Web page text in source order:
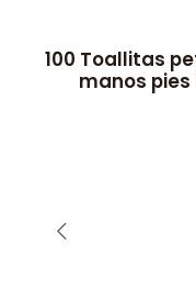
-50% OFF
100 Toallitas
manos